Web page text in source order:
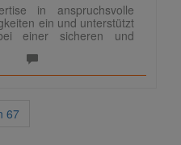
in anspruchsvolle
ein und unterstützt
einer sicheren und
führst du Prüfungen
zu Themen wie
und teilst dein
Banken, IT-Audit/-
67